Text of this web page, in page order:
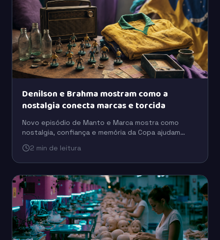
Denilson e Brahma mostram como a
nostalgia conecta marcas e torcida
Novo episódio de Manto e Marca mostra como
nostalgia, confiança e memória da Copa ajudam
da torcida.
2 min de leitura